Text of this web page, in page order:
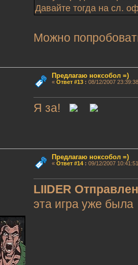
Давайте тогда на сл.
Можно
Предлагаю ноксобол =)
« Ответ #13: 08/12/2007
Я за!
Предлагаю ноксобол =)
« Ответ #14: 09/12/2007
LIIDER
эта игра уже была